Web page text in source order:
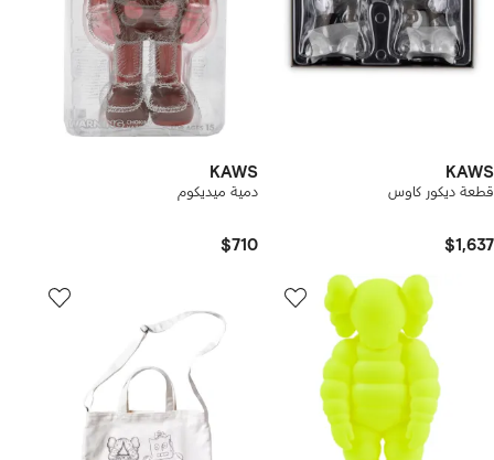
KAWS
قطعة ديكور كاوس
$1,637
KAWS
دمية ميديكوم
$710